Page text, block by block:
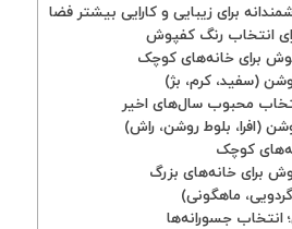
برای زیبایی و کارایی بیشتر فضا
انتخاب رنگ کفپوش
برای خانه‌های کوچک
کوچک
برای خانه‌های بزرگ